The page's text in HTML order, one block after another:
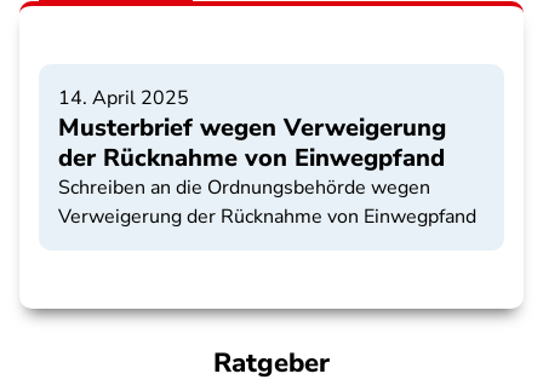
14. April 2025
Musterbrief wegen Verweigerung
der Rücknahme von Einwegpfand
Schreiben an die Ordnungsbehörde wegen
Verweigerung der Rücknahme von Einwegpfand
Ratgeber